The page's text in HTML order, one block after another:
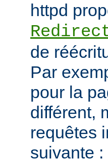
httpd
de
Par
pour la
différent,
requêtes
suivante :